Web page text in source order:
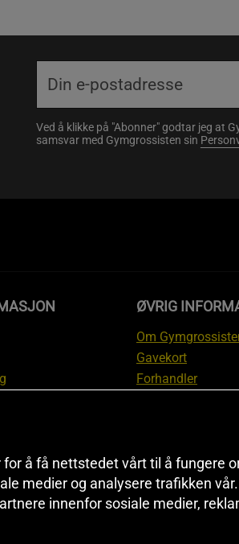
Ved å klikke på "Abonner" godtar jeg at
samsvar med Gymgrossisten sin
og
ØVRIG
Om
Gavekort
Forhandler
Sitemap
Black Friday
Artikler & Øvelser
å få nettstedet vårt til å fungere
medier og analysere trafikken
innenfor sosiale medier,